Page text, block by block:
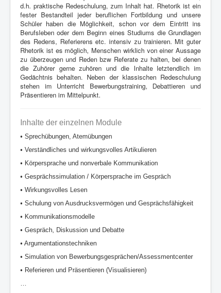
d.h. praktische Redeschulung, zum Inhalt hat. Rhetorik ist ein
fester Bestandteil jeder beruflichen Fortbildung und unsere
Schüler haben die Möglichkeit, schon vor dem Eintritt ins
Berufsleben oder dem Beginn eines Studiums die Grundlagen
des Redens, Referierens etc. intensiv zu trainieren. Mit guter
Rhetorik ist es möglich, Menschen wirklich von einer Aussage
zu überzeugen und Reden bzw Referate zu halten, bei denen
die Zuhörer gerne zuhören und die Inhalte letztendlich im
Gedächtnis behalten. Neben der klassischen Redeschulung
stehen im Unterricht Bewerbungstraining, Debattieren und
Präsentieren im Mittelpunkt.
Inhalte der einzelnen Module
• Sprechübungen, Atemübungen
• Verständliches und wirkungsvolles Artikulieren
• Körpersprache und nonverbale Kommunikation
• Gesprächssimulation / Körpersprache im Gespräch
• Wirkungsvolles Lesen
• Schulung von Ausdrucksvermögen und Gesprächsfähigkeit
• Kommunikationsmodelle
• Gespräch, Diskussion und Debatte
• Argumentationstechniken
• Simulation von Bewerbungsgesprächen/Assessmentcenter
• Referieren und Präsentieren (Visualisieren)